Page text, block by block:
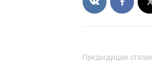
Предыдущая статья